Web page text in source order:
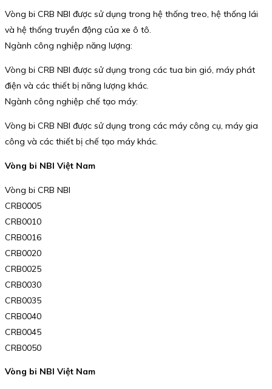
Vòng bi CRB NBI được sử dụng trong hệ thống treo, hệ thống lái
và hệ thống truyền động của xe ô tô.
Ngành công nghiệp năng lượng:
Vòng bi CRB NBI được sử dụng trong các tua bin gió, máy phát
điện và các thiết bị năng lượng khác.
Ngành công nghiệp chế tạo máy:
Vòng bi CRB NBI được sử dụng trong các máy công cụ, máy gia
công và các thiết bị chế tạo máy khác.
Vòng bi NBI Việt Nam
Vòng bi CRB NBI
CRB0005
CRB0010
CRB0016
CRB0020
CRB0025
CRB0030
CRB0035
CRB0040
CRB0045
CRB0050
Vòng bi NBI Việt Nam